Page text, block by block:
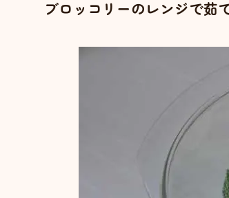
ブロッコリーのレンジで茹